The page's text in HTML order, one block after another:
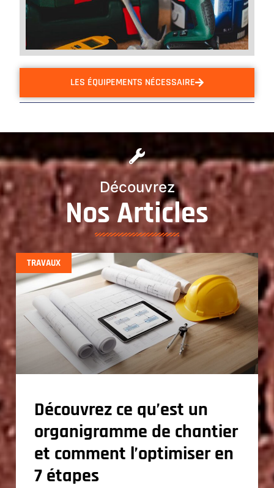
LES ÉQUIPEMENTS NÉCESSAIRE
Découvrez
Nos Articles
TRAVAUX
Découvrez ce qu’est un
organigramme de chantier
et comment l’optimiser en
7 étapes